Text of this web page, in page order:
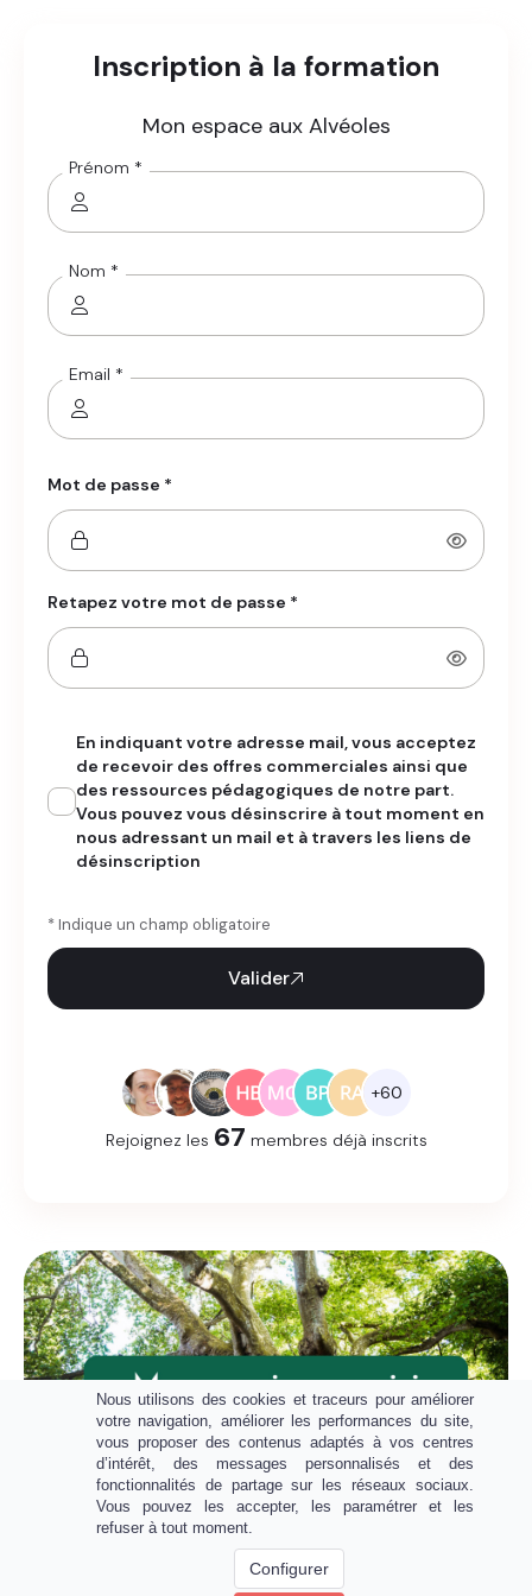
Inscription à la formation
Mon espace aux Alvéoles
Prénom *
Nom *
Email *
Mot de passe *
Retapez votre mot de passe *
En indiquant votre adresse mail, vous acceptez
de recevoir des offres commerciales ainsi que
des ressources pédagogiques de notre part.
Vous pouvez vous désinscrire à tout moment en
nous adressant un mail et à travers les liens de
désinscription
* Indique un champ obligatoire
Valider
+60
Rejoignez les 67 membres déjà inscrits
Nous utilisons des cookies et traceurs pour améliorer
votre navigation, améliorer les performances du site,
vous proposer des contenus adaptés à vos centres
d’intérêt, des messages personnalisés et des
fonctionnalités de partage sur les réseaux sociaux.
Vous pouvez les accepter, les paramétrer et les
refuser à tout moment.
Configurer